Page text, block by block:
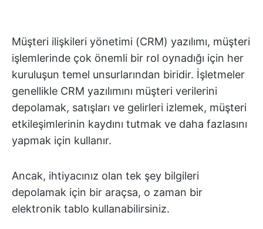
Müşteri ilişkileri yönetimi (CRM) yazılımı, müşteri
işlemlerinde çok önemli bir rol oynadığı için her
kuruluşun temel unsurlarından biridir. İşletmeler
genellikle CRM yazılımını müşteri verilerini
depolamak, satışları ve gelirleri izlemek, müşteri
etkileşimlerinin kaydını tutmak ve daha fazlasını
yapmak için kullanır.
Ancak, ihtiyacınız olan tek şey bilgileri
depolamak için bir araçsa, o zaman bir
elektronik tablo kullanabilirsiniz.